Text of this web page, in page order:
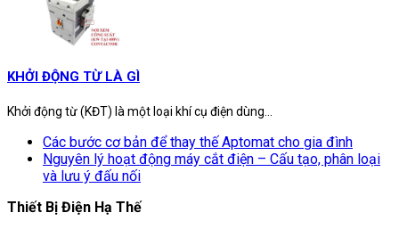
KHỞI ĐỘNG TỪ LÀ GÌ
Khởi động từ (KĐT) là một loại khí cụ điện dùng...
Các bước cơ bản để thay thế Aptomat cho gia đình
Nguyên lý hoạt động máy cắt điện – Cấu tạo, phân loại
và lưu ý đấu nối
Thiết Bị Điện Hạ Thế